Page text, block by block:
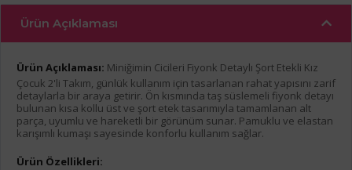
Ürün Açıklaması
Ürün Açıklaması: Miniğimin Cicileri Fiyonk Detaylı Şort Etekli Kız
Çocuk 2'li Takım, günlük kullanım için tasarlanan rahat yapısını zarif
detaylarla bir araya getirir. Ön kısmında taş süslemeli fiyonk detayı
bulunan kısa kollu üst ve şort etek tasarımıyla tamamlanan alt
parça, uyumlu ve hareketli bir görünüm sunar. Pamuklu ve elastan
karışımlı kumaşı sayesinde konforlu kullanım sağlar.
Ürün Özellikleri: